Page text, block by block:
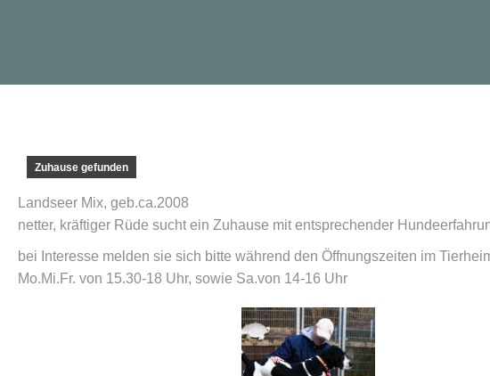
Zuhause gefunden
Landseer Mix, geb.ca.2008
netter, kräftiger Rüde sucht ein Zuhause mit entsprechender
bei Interesse melden sie sich bitte während den Öffnungszeiten im
Mo.Mi.Fr. von 15.30-18 Uhr, sowie Sa.von 14-16 Uhr